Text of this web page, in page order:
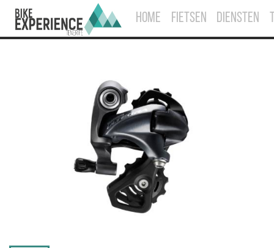
HOME FIETSEN DIENSTEN